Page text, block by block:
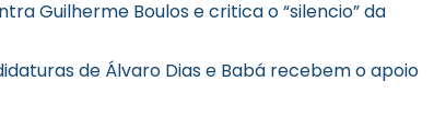
Guilherme Boulos e critica o “silencio” da
de Álvaro Dias e Babá recebem o apoio